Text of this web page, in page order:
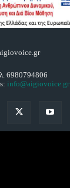
6980794806
info@aigiovoice.gr